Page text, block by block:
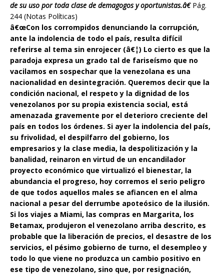
de su uso por toda clase de demagogos y oportunistas.â€Pág.
244 (Notas Políticas)
â€œCon los corrompidos denunciando la corrupción,
ante la indolencia de todo el país, resulta difícil
referirse al tema sin enrojecer (â€¦) Lo cierto es que la
paradoja expresa un grado tal de fariseísmo que no
vacilamos en sospechar que la venezolana es una
nacionalidad en desintegración. Queremos decir que la
condición nacional, el respeto y la dignidad de los
venezolanos por su propia existencia social, está
amenazada gravemente por el deterioro creciente del
país en todos los órdenes. Si ayer la indolencia del país,
su frivolidad, el despilfarro del gobierno, los
empresarios y la clase media, la despolitización y la
banalidad, reinaron en virtud de un encandilador
proyecto económico que virtualizó el bienestar, la
abundancia el progreso, hoy corremos el serio peligro
de que todos aquellos males se afiancen en el alma
nacional a pesar del derrumbe apoteósico de la ilusión.
Si los viajes a Miami, las compras en Margarita, los
Betamax, produjeron el venezolano arriba descrito, es
probable que la liberación de precios, el desastre de los
servicios, el pésimo gobierno de turno, el desempleo y
todo lo que viene no produzca un cambio positivo en
ese tipo de venezolano, sino que, por resignación,